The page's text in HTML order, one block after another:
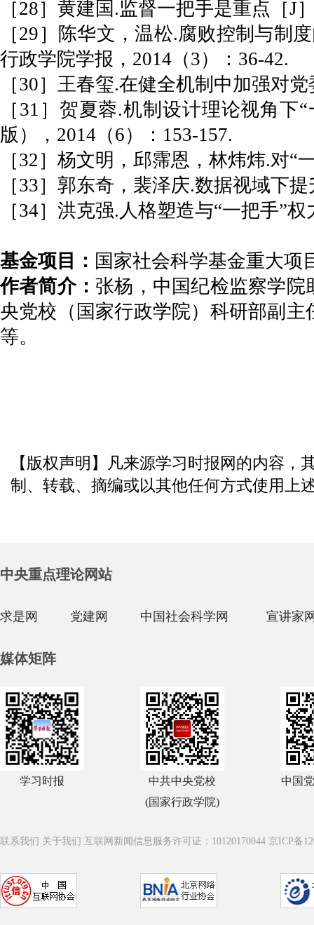
［28］黄建国.监督一把手是重点［J
［29］陈华文，温松.腐败控制与
行政学院学报，2014（3）：36-42.
［30］王春玺.在健全机制中加强对
［31］贺夏蓉.机制设计理论视角
版），2014（6）：153-157.
［32］杨文明，邱霈恩，林炜炜.对
［33］郭东奇，裴泽庆.数据视域下
［34］洪克强.人格塑造与“一把手”
基金项目： 国家社会科学基金重大项
作者简介：张杨，中国纪检监察学
央党校（国家行政学院）科研部副
等。
【版权声明】凡来源学习时报网的内容
制、转载、摘编或以其他任何方式使用上
中央重点理论网站
求是网 党建网 中国社会科学网 宣讲家
媒体矩阵
学习时报
中共中央党校
(国家行政学院)
中国
联系我们 关于我们 互联网新闻信息服务许可证：10120170044 京ICP备